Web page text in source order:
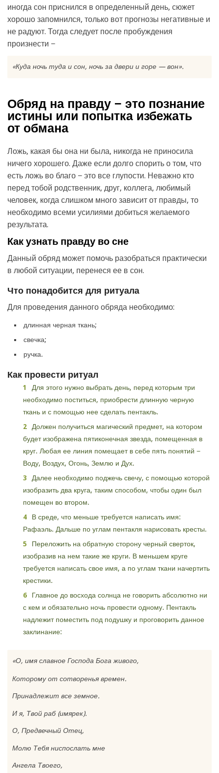
иногда сон приснился в определенный день, сюжет
хорошо запомнился, только вот прогнозы негативные и
не радуют. Тогда следует после пробуждения
произнести −
«Куда ночь туда и сон, ночь за двери и горе — вон».
Обряд на правду − это познание
истины или попытка избежать
от обмана
Ложь, какая бы она ни была, никогда не приносила
ничего хорошего. Даже если долго спорить о том, что
есть ложь во благо − это все глупости. Неважно кто
перед тобой родственник, друг, коллега, любимый
человек, когда слишком много зависит от правды, то
необходимо всеми усилиями добиться желаемого
результата.
Как узнать правду во сне
Данный обряд может помочь разобраться практически
в любой ситуации, перенеся ее в сон.
Что понадобится для ритуала
Для проведения данного обряда необходимо:
длинная черная ткань;
свечка;
ручка.
Как провести ритуал
Для этого нужно выбрать день, перед которым три
необходимо поститься, приобрести длинную черную
ткань и с помощью нее сделать пентакль.
Должен получиться магический предмет, на котором
будет изображена пятиконечная звезда, помещенная в
круг. Любая ее линия помещает в себе пять понятий −
Воду, Воздух, Огонь, Землю и Дух.
Далее необходимо поджечь свечу, с помощью которой
изобразить два круга, таким способом, чтобы один был
помещен во втором.
В среде, что меньше требуется написать имя:
Рафаэль. Дальше по углам пентакля нарисовать кресты.
Переложить на обратную сторону черный сверток,
изобразив на нем такие же круги. В меньшем круге
требуется написать свое имя, а по углам ткани начертить
крестики.
Главное до восхода солнца не говорить абсолютно ни
с кем и обязательно ночь провести одному. Пентакль
надлежит поместить под подушку и проговорить данное
заклинание:
«О, имя славное Господа Бога живого,
Которому от сотворенья времен.
Принадлежит все земное.
И я, Твой раб (имярек).
О, Предвечный Отец,
Молю Тебя ниспослать мне
Ангела Твоего,